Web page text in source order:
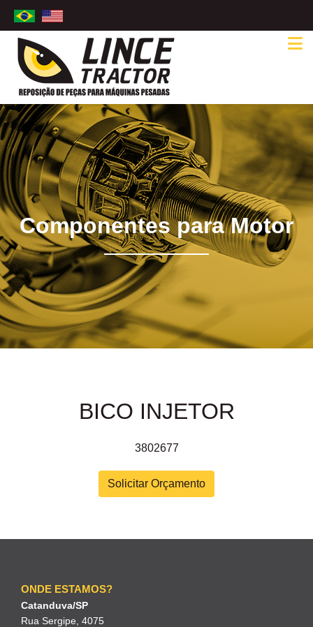
Componentes para Motor
BICO INJETOR
3802677
Solicitar Orçamento
ONDE ESTAMOS?
Catanduva/SP
Rua Sergipe, 4075